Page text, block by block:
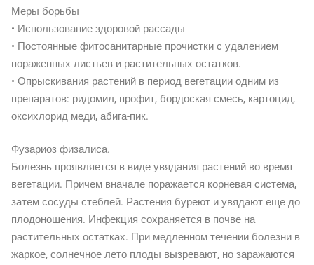
Меры борьбы
• Использование здоровой рассады
• Постоянные фитосанитарные прочистки с удалением
пораженных листьев и растительных остатков.
• Опрыскивания растений в период вегетации одним из
препаратов: ридомил, профит, бордоская смесь, картоцид,
оксихлорид меди, абига-пик.
Фузариоз физалиса.
Болезнь проявляется в виде увядания растений во время
вегетации. Причем вначале поражается корневая система,
затем сосуды стеблей. Растения буреют и увядают еще до
плодоношения. Инфекция сохраняется в почве на
растительных остатках. При медленном течении болезни в
жаркое, солнечное лето плоды вызревают, но заражаются